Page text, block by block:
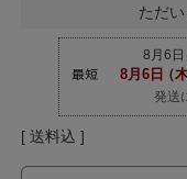
ただ
発送
送料込